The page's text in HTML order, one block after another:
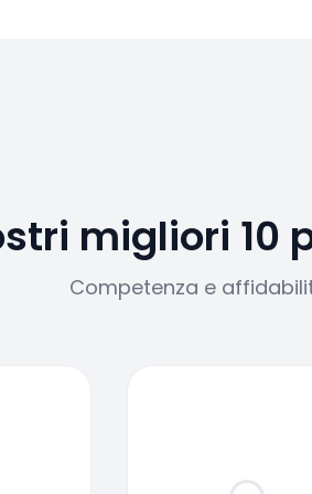
migliori 10
Competenza e